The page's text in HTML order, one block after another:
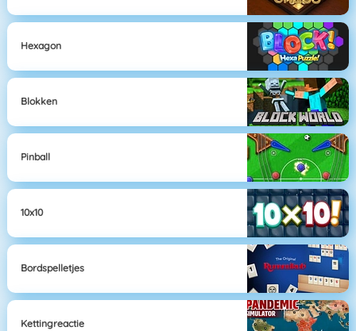
Hexagon
Blokken
Pinball
10x10
Bordspelletjes
Kettingreactie